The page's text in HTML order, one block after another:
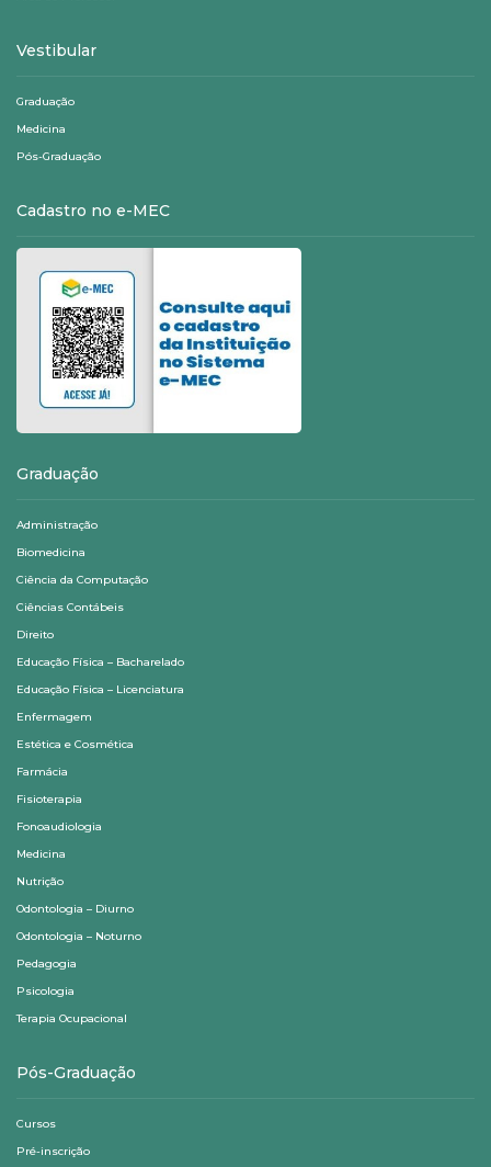
Vestibular
Graduação
Medicina
Pós-Graduação
Cadastro no e-MEC
Graduação
Administração
Biomedicina
Ciência da Computação
Ciências Contábeis
Direito
Educação Física – Bacharelado
Educação Física – Licenciatura
Enfermagem
Estética e Cosmética
Farmácia
Fisioterapia
Fonoaudiologia
Medicina
Nutrição
Odontologia – Diurno
Odontologia – Noturno
Pedagogia
Psicologia
Terapia Ocupacional
Pós-Graduação
Cursos
Pré-inscrição